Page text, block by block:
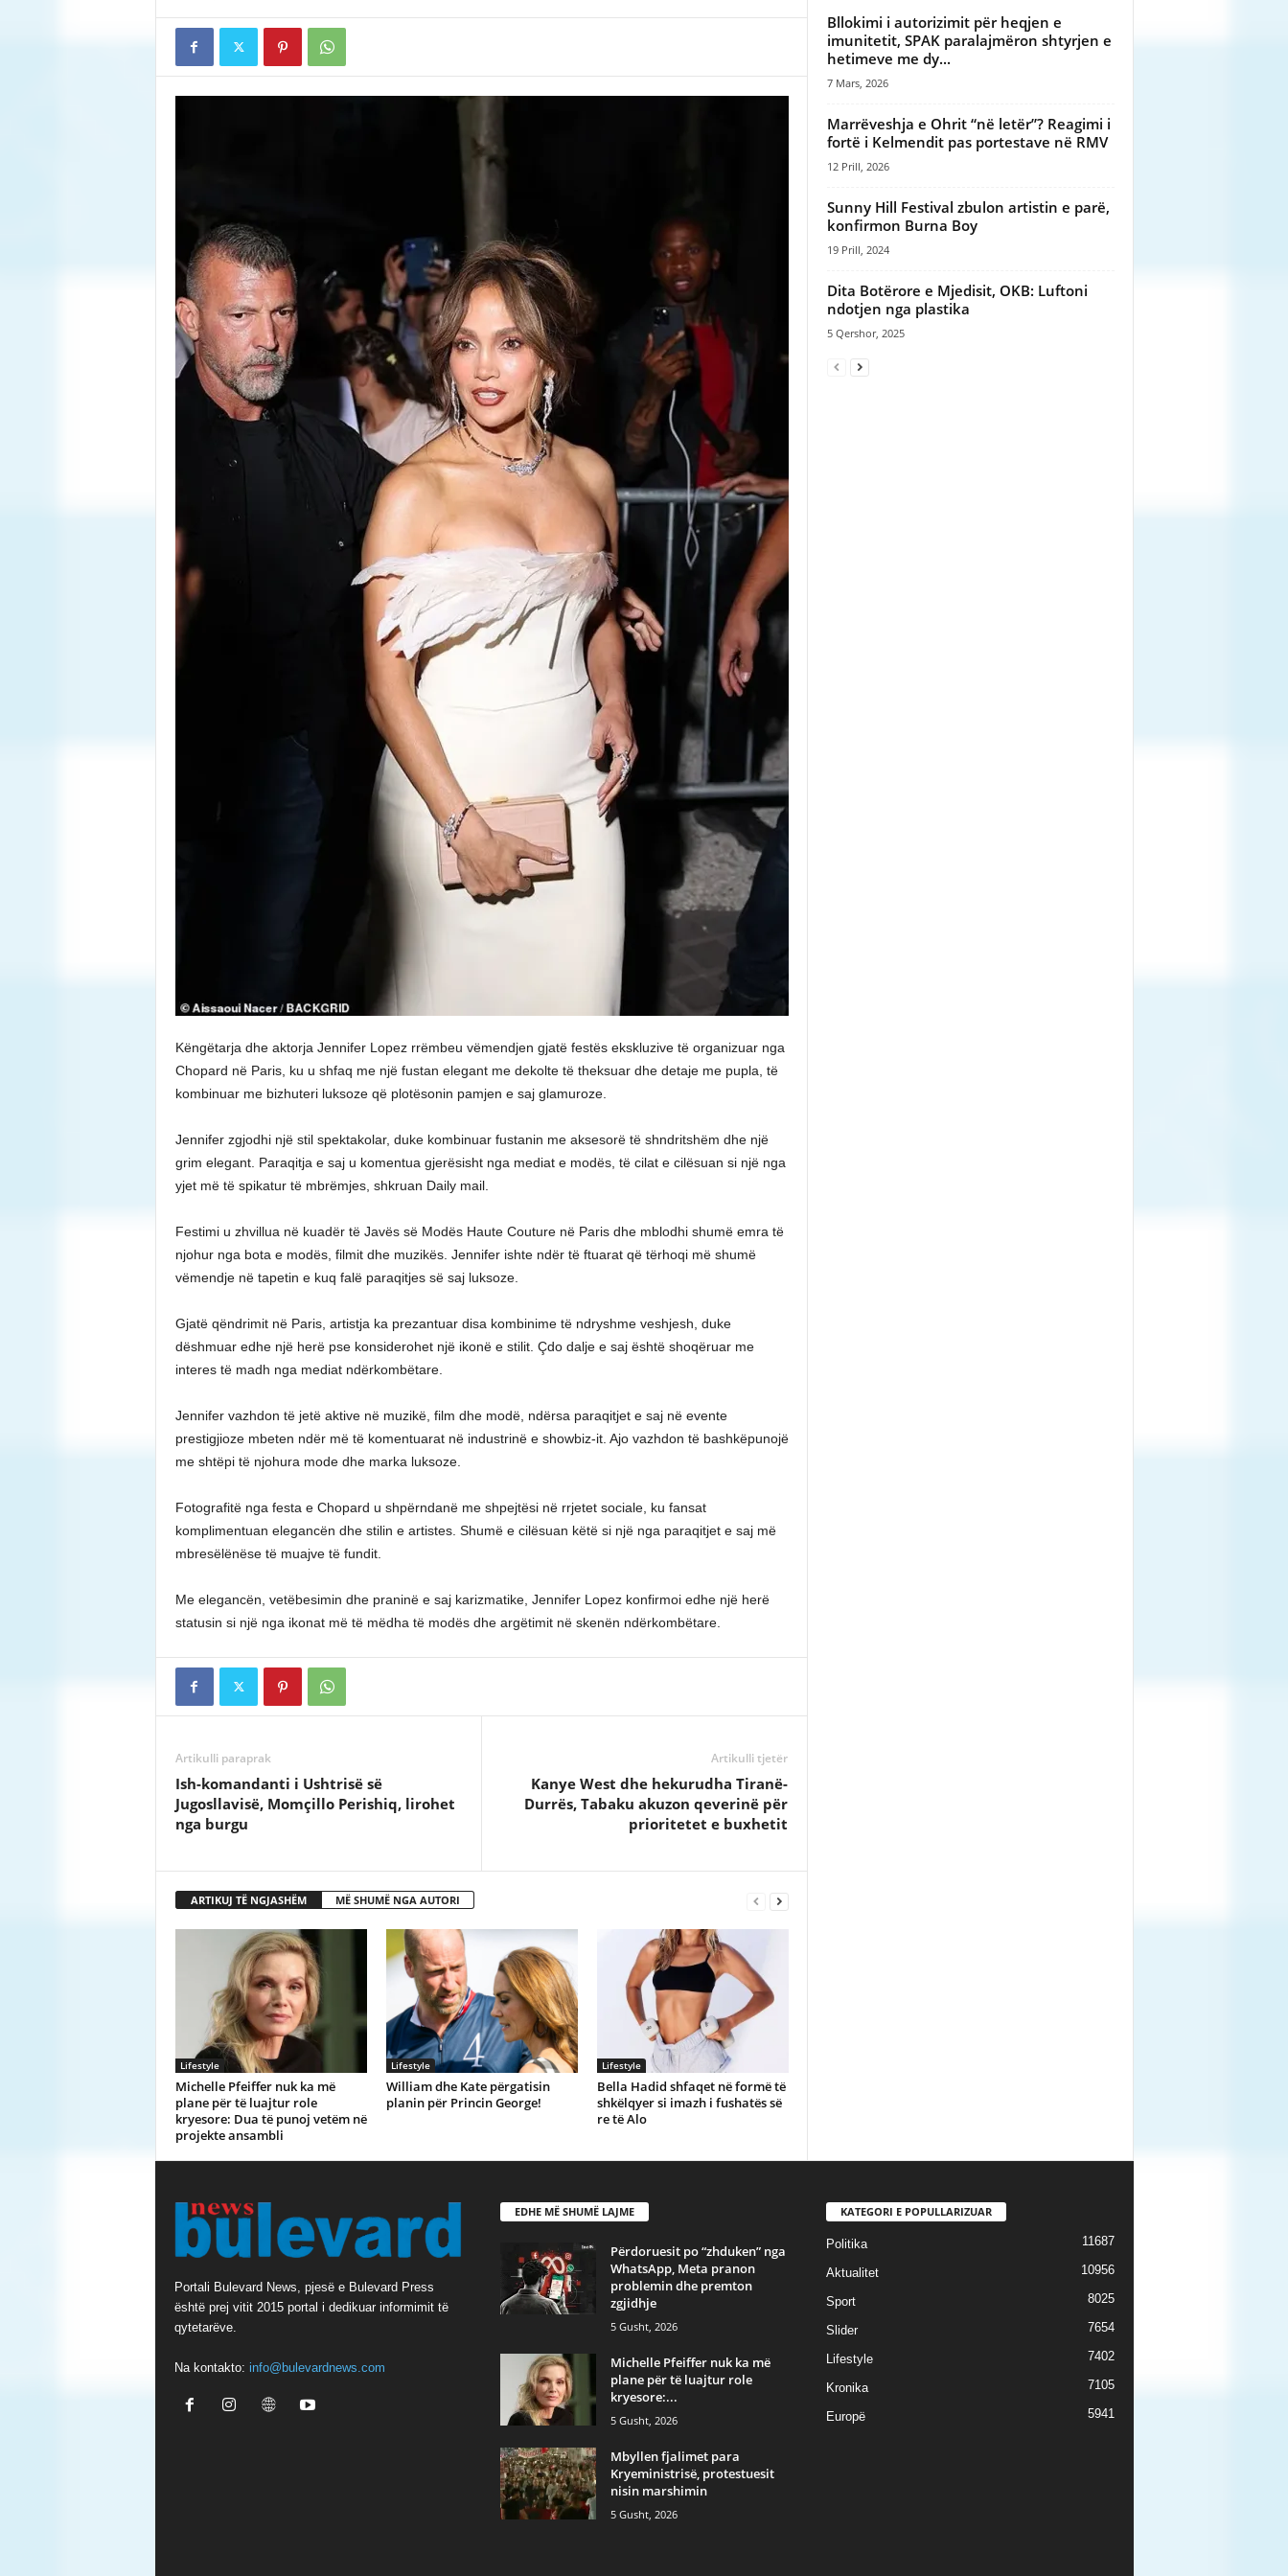
Këngëtarja dhe aktorja Jennifer Lopez rrëmbeu vëmendjen gjatë festës ekskluzive të organizuar nga
Chopard në Paris, ku u shfaq me një fustan elegant me dekolte të theksuar dhe detaje me pupla, të
kombinuar me bizhuteri luksoze që plotësonin pamjen e saj glamuroze.
Jennifer zgjodhi një stil spektakolar, duke kombinuar fustanin me aksesorë të shndritshëm dhe një
grim elegant. Paraqitja e saj u komentua gjerësisht nga mediat e modës, të cilat e cilësuan si një nga
yjet më të spikatur të mbrëmjes, shkruan Daily mail.
Festimi u zhvillua në kuadër të Javës së Modës Haute Couture në Paris dhe mblodhi shumë emra të
njohur nga bota e modës, filmit dhe muzikës. Jennifer ishte ndër të ftuarat që tërhoqi më shumë
vëmendje në tapetin e kuq falë paraqitjes së saj luksoze.
Gjatë qëndrimit në Paris, artistja ka prezantuar disa kombinime të ndryshme veshjesh, duke
dëshmuar edhe një herë pse konsiderohet një ikonë e stilit. Çdo dalje e saj është shoqëruar me
interes të madh nga mediat ndërkombëtare.
Jennifer vazhdon të jetë aktive në muzikë, film dhe modë, ndërsa paraqitjet e saj në evente
prestigjioze mbeten ndër më të komentuarat në industrinë e showbiz-it. Ajo vazhdon të bashkëpunojë
me shtëpi të njohura mode dhe marka luksoze.
Fotografitë nga festa e Chopard u shpërndanë me shpejtësi në rrjetet sociale, ku fansat
komplimentuan elegancën dhe stilin e artistes. Shumë e cilësuan këtë si një nga paraqitjet e saj më
mbresëlënëse të muajve të fundit.
Me elegancën, vetëbesimin dhe praninë e saj karizmatike, Jennifer Lopez konfirmoi edhe një herë
statusin si një nga ikonat më të mëdha të modës dhe argëtimit në skenën ndërkombëtare.
Artikulli paraprak
Ish-komandanti i Ushtrisë së
Jugosllavisë, Momçillo Perishiq, lirohet
nga burgu
Artikulli tjetër
Kanye West dhe hekurudha Tiranë-
Durrës, Tabaku akuzon qeverinë për
prioritetet e buxhetit
ARTIKUJ TË NGJASHËM MË SHUMË NGA AUTORI
Lifestyle
Michelle Pfeiffer nuk ka më
plane për të luajtur role
kryesore: Dua të punoj vetëm në
projekte ansambli
Lifestyle
William dhe Kate përgatisin
planin për Princin George!
Lifestyle
Bella Hadid shfaqet në formë të
shkëlqyer si imazh i fushatës së
re të Alo
Bllokimi i autorizimit për heqjen e
imunitetit, SPAK paralajmëron shtyrjen e
hetimeve me dy...
7 Mars, 2026
Marrëveshja e Ohrit “në letër”? Reagimi i
fortë i Kelmendit pas portestave në RMV
12 Prill, 2026
Sunny Hill Festival zbulon artistin e parë,
konfirmon Burna Boy
19 Prill, 2024
Dita Botërore e Mjedisit, OKB: Luftoni
ndotjen nga plastika
5 Qershor, 2025
Portali Bulevard News, pjesë e Bulevard Press
është prej vitit 2015 portal i dedikuar informimit të
qytetarëve.
Na kontakto: info@bulevardnews.com
EDHE MË SHUMË LAJME
Përdoruesit po “zhduken” nga
WhatsApp, Meta pranon
problemin dhe premton
zgjidhje
5 Gusht, 2026
Michelle Pfeiffer nuk ka më
plane për të luajtur role
kryesore:...
5 Gusht, 2026
Mbyllen fjalimet para
Kryeministrisë, protestuesit
nisin marshimin
5 Gusht, 2026
KATEGORI E POPULLARIZUAR
Politika 11687
Aktualitet 10956
Sport 8025
Slider 7654
Lifestyle 7402
Kronika 7105
Europë 5941